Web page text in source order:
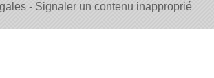
Signaler un contenu inapproprié